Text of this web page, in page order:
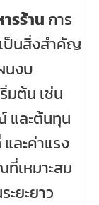
รร้าน การ
ป็นสิ่งสำคัญ
นงบ
มต้น เช่น
และต้นทุน
ละค่าแรง
เหมาะสม
ยะยาว